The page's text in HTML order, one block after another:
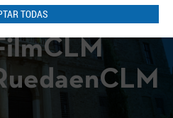
TODAS